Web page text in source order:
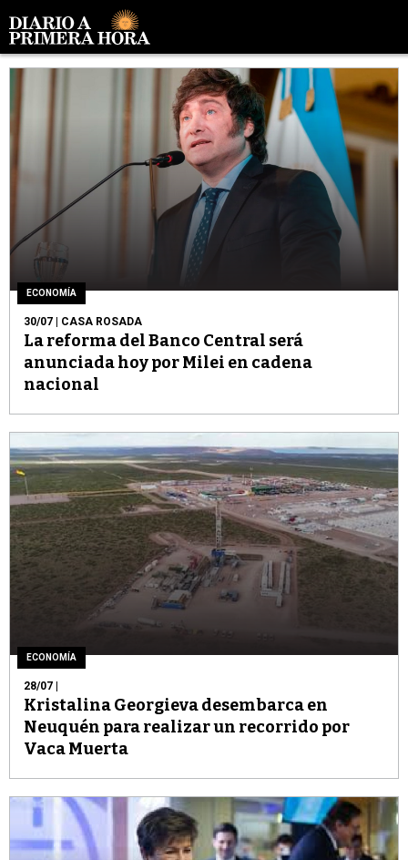
ECONOMÍA
30/07 | CASA ROSADA
La reforma del Banco Central será
anunciada hoy por Milei en cadena
nacional
ECONOMÍA
28/07 |
Kristalina Georgieva desembarca en
Neuquén para realizar un recorrido por
Vaca Muerta